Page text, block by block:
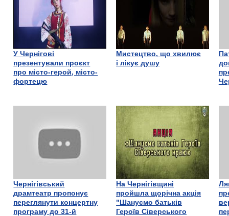
У Чернігові
презентували проєкт
про місто-герой, місто-
фортецю
Мистецтво, що хвилює
і лікує душу
Чернігівський
драмтеатр пропонує
переглянути концертну
програму до 31-й
На Чернігівщині
пройшла щорічна акція
"Шануємо батьків
Героїв Сіверського